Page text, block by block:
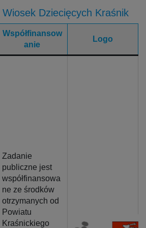
Dziecięcych Kraśnik
Współfinansow
anie
Logo
Zadanie
publiczne jest
współfinansowa
ne ze środków
otrzymanych od
Powiatu
Kraśnickiego